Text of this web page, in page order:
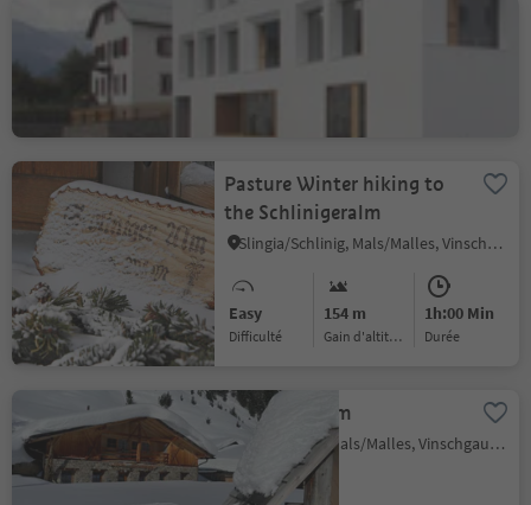
Taufers im Münstertal
Pasture Winter hiking to
the Schlinigeralm
Slingia/Schlinig, Mals/Malles, Vinschgau/Val Venosta
Easy
Difficulté
154 m
Gain d'altitude
1h:00 Min
durée
Laatscher Alm
Malles/Mals, Mals/Malles, Vinschgau/Val Venosta